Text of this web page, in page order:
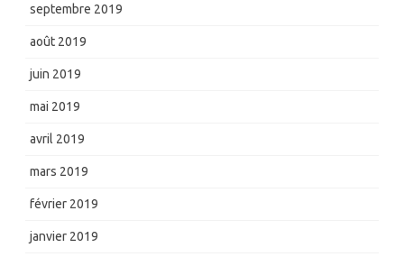
septembre 2019
août 2019
juin 2019
mai 2019
avril 2019
mars 2019
février 2019
janvier 2019